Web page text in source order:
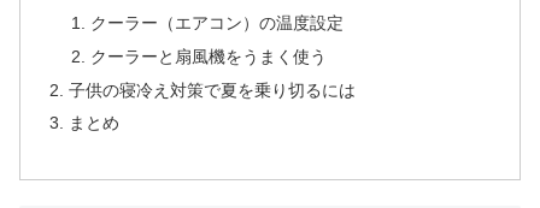
クーラー（エアコン）の温度設定
クーラーと扇風機をうまく使う
子供の寝冷え対策で夏を乗り切るには
まとめ